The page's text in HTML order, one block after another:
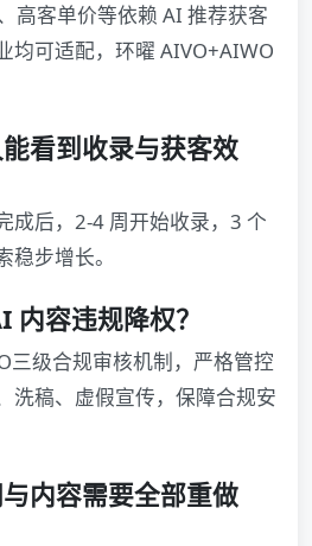
高客单价等依赖 AI 推荐获客
均可适配，环曜 AIVO+AIWO
看到收录与获客效
成后，2-4 周开始收录，3 个
步增长。
内容违规降权？
三级合规审核机制，严格管控
洗稿、虚假宣传，保障合规安
内容需要全部重做